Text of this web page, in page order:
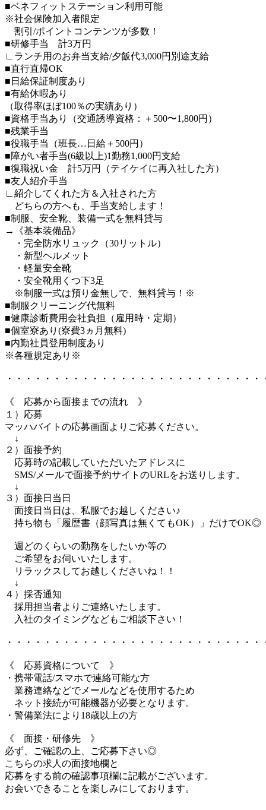
■ベネフィットステーション利用可能
※社会保険加入者限定
割引/ポイントコンテンツが多数！
■研修手当 計3万円
∟ランチ用のお弁当支給/夕飯代3,000円別途支給
■直行直帰OK
■日給保証制度あり
■有給休暇あり
（取得率ほぼ100％の実績あり）
■資格手当あり（交通誘導資格：＋500〜1,800円）
■残業手当
■役職手当（班長…日給＋500円）
■障がい者手当(6級以上)1勤務1,000円支給
■復職祝い金 計5万円（テイケイに再入社した方）
■友人紹介手当
∟紹介してくれた方＆入社された方
どちらの方へも、手当支給します！
■制服、安全靴、装備一式を無料貸与
→《基本装備品》
・完全防水リュック（30リットル）
・新型ヘルメット
・軽量安全靴
・安全靴用くつ下3足
※制服一式は預り金無しで、無料貸与！※
■制服クリーニング代無料
■健康診断費用会社負担（雇用時・定期）
■個室寮あり(寮費3ヵ月無料)
■内勤社員登用制度あり
※各種規定あり※
・・・・・・・・・・・・・・・・・・・・・・・・・・・
《 応募から面接までの流れ 》
１）応募
マッハバイトの応募画面よりご応募ください。
↓
２）面接予約
応募時の記載していただいたアドレスに
SMS/メールで面接予約サイトのURLをお送りします。
↓
３）面接日当日
面接日当日は、私服でお越しください♪
持ち物も「履歴書（顔写真は無くてもOK）」だけでOK◎
週どのくらいの勤務をしたいか等の
ご希望をお伺いいたします。
リラックスしてお越しくださいね！！
↓
４）採否通知
採用担当者よりご連絡いたします。
入社のタイミングなどもご相談下さい！
・・・・・・・・・・・・・・・・・・・・・・・・・・・
《 応募資格について 》
・携帯電話/スマホで連絡可能な方
業務連絡などでメールなどを使用するため
ネット接続が可能機器が必要となります。
・警備業法により18歳以上の方
《 面接・研修先 》
必ず、ご確認の上、ご応募下さい◎
こちらの求人の面接地欄と
応募をする前の確認事項欄に記載がございます。
お会いできることを楽しみにしております。